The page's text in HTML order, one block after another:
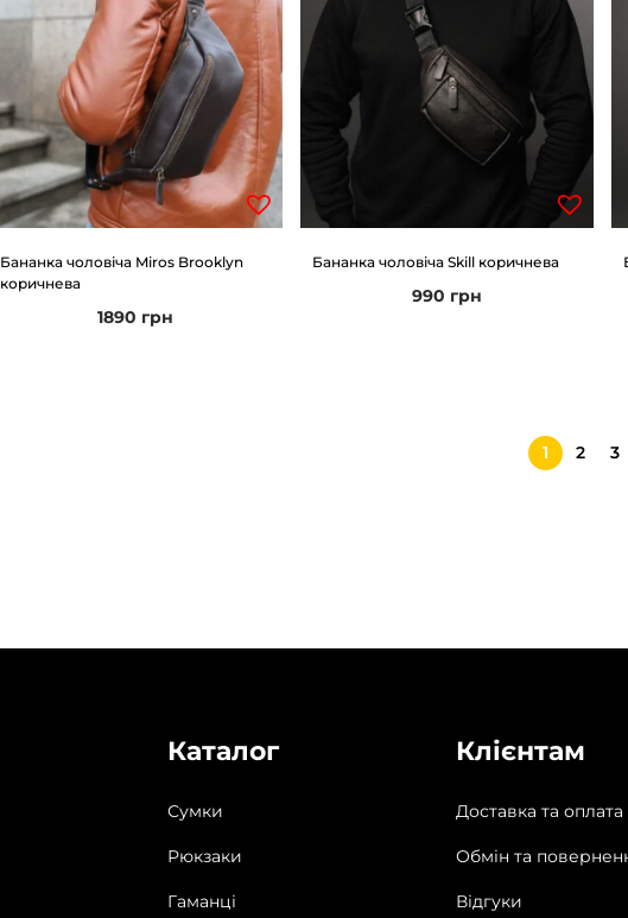
Бананка чоловіча Miros Brooklyn
коричнева
1890 грн
Бананка чоловіча Skill коричнева
990 грн
1 2 3
Каталог
Сумки
Рюкзаки
Гаманці
Клієнтам
Доставка та оплата
Обмін та
Відгуки